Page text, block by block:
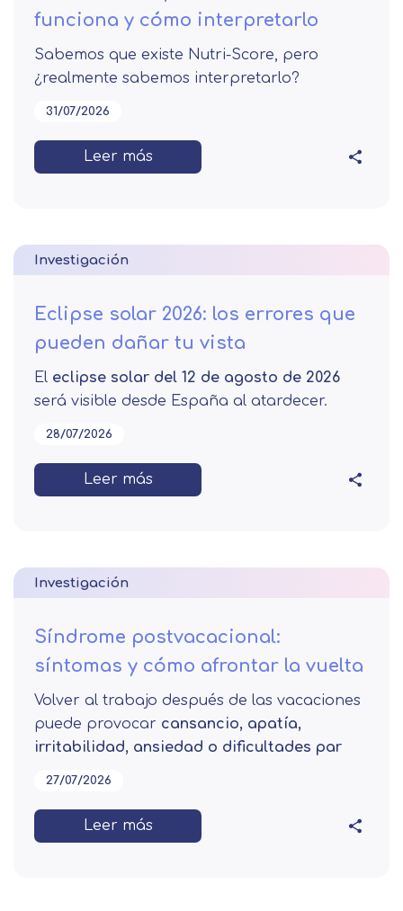
funciona y cómo interpretarlo
Sabemos que existe Nutri-Score, pero
¿realmente sabemos interpretarlo?
31/07/2026
Leer más
Investigación
Eclipse solar 2026: los errores que
pueden dañar tu vista
El eclipse solar del 12 de agosto de 2026
será visible desde España al atardecer.
28/07/2026
Leer más
Investigación
Síndrome postvacacional:
síntomas y cómo afrontar la vuelta
Volver al trabajo después de las vacaciones
puede provocar cansancio, apatía,
irritabilidad, ansiedad o dificultades par
27/07/2026
Leer más